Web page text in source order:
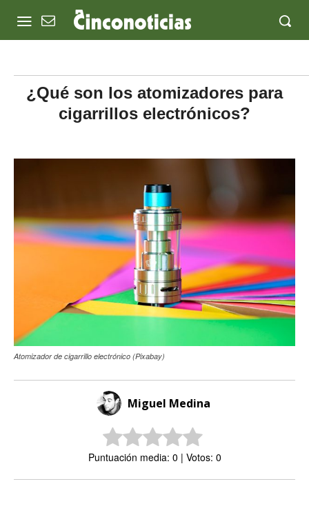
¿Qué son los atomizadores para
cigarrillos electrónicos?
Atomizador de cigarrillo electrónico (Pixabay)
Miguel Medina
Puntuación media: 0 | Votos: 0